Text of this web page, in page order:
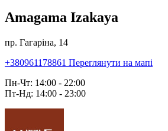
Amagama Izakaya
пр. Гагаріна, 14
+380961178861 Переглянути на мапі
Пн-Чт: 14:00 - 22:00
Пт-Нд: 14:00 - 23:00